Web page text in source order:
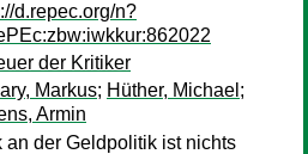
d.repec.org/n?
der Kritiker
Markus; Hüther, Michael ;
Armin
an der Geldpolitik ist nichts